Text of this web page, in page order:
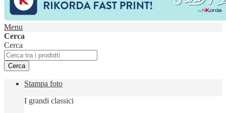
Menu
Cerca
Cerca
Cerca
Stampa foto
I grandi classici